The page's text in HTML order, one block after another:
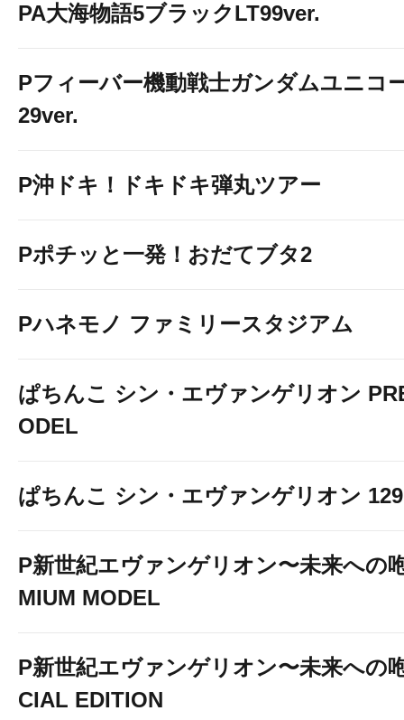
PA大海物語5ブラックLT99ver.
Pフィーバー機動戦士ガンダムユニコ
29ver.
P沖ドキ！ドキドキ弾丸ツアー
Pポチッと一発！おだてブタ2
Pハネモノ ファミリースタジアム
ぱちんこ シン・エヴァンゲリオン
ODEL
ぱちんこ シン・エヴァンゲリオン
P新世紀エヴァンゲリオン〜未来への
MIUM MODEL
P新世紀エヴァンゲリオン〜未来への
CIAL EDITION